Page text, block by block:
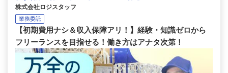
株式会社ロジスタッフ
業務委託
【初期費用ナシ＆収入保障アリ！】経験・知識ゼロから
フリーランスを目指せる！働き方はアナタ次第！